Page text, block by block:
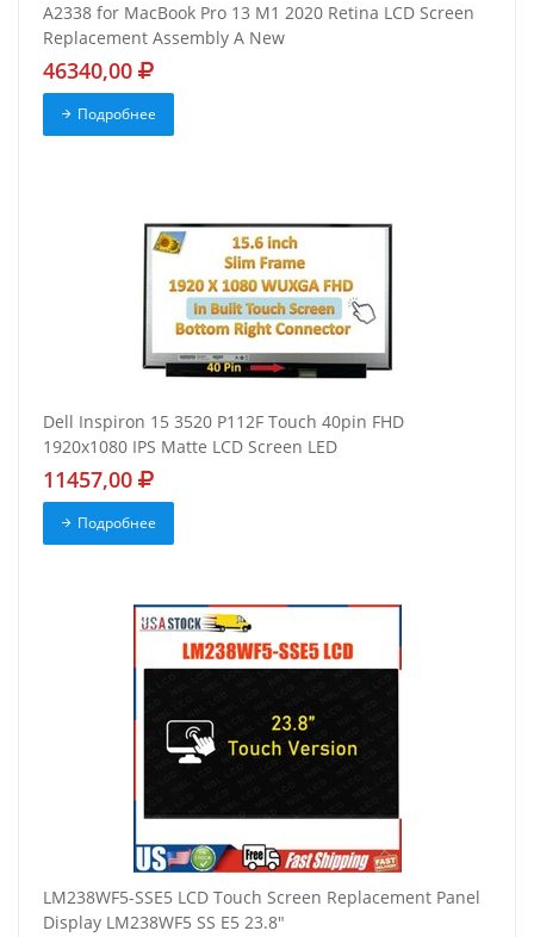
A2338 for MacBook Pro 13 M1 2020 Retina LCD Screen
Replacement Assembly A New
46340,00
Подробнее
Dell Inspiron 15 3520 P112F Touch 40pin FHD
1920x1080 IPS Matte LCD Screen LED
11457,00
Подробнее
LM238WF5-SSE5 LCD Touch Screen Replacement Panel
Display LM238WF5 SS E5 23.8"